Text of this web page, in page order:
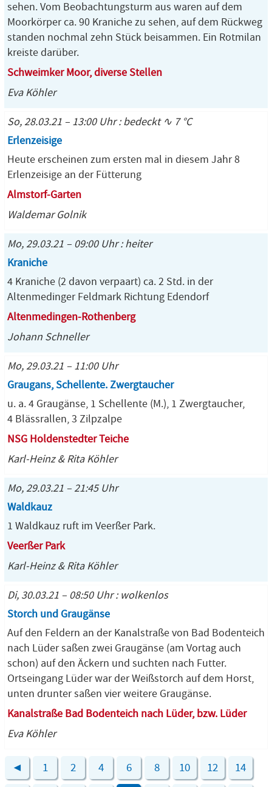
sehen. Vom Beobachtungsturm aus waren auf dem
Moorkörper ca. 90 Kraniche zu sehen, auf dem Rückweg
standen nochmal zehn Stück beisammen. Ein Rotmilan
kreiste darüber.
Schweimker Moor, diverse Stellen
Eva Köhler
So, 28.03.21 – 13:00 Uhr : bedeckt ∿ 7 °C
Erlenzeisige
Heute erscheinen zum ersten mal in diesem Jahr 8
Erlenzeisige an der Fütterung
Almstorf-Garten
Waldemar Golnik
Mo, 29.03.21 – 09:00 Uhr : heiter
Kraniche
4 Kraniche (2 davon verpaart) ca. 2 Std. in der
Altenmedinger Feldmark Richtung Edendorf
Altenmedingen-Rothenberg
Johann Schneller
Mo, 29.03.21 – 11:00 Uhr
Graugans, Schellente. Zwergtaucher
u. a. 4 Graugänse, 1 Schellente (M.), 1 Zwergtaucher,
4 Blässrallen, 3 Zilpzalpe
NSG Holdenstedter Teiche
Karl-Heinz & Rita Köhler
Mo, 29.03.21 – 21:45 Uhr
Waldkauz
1 Waldkauz ruft im Veerßer Park.
Veerßer Park
Karl-Heinz & Rita Köhler
Di, 30.03.21 – 08:50 Uhr : wolkenlos
Storch und Graugänse
Auf den Feldern an der Kanalstraße von Bad Bodenteich
nach Lüder saßen zwei Graugänse (am Vortag auch
schon) auf den Äckern und suchten nach Futter.
Ortseingang Lüder war der Weißstorch auf dem Horst,
unten drunter saßen vier weitere Graugänse.
Kanalstraße Bad Bodenteich nach Lüder, bzw. Lüder
Eva Köhler
◄ 1 2 4 6 8 10 12 14